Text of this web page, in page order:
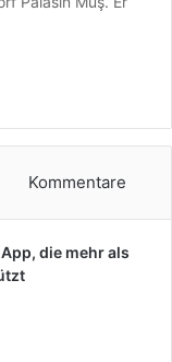
Kommentare
die mehr als